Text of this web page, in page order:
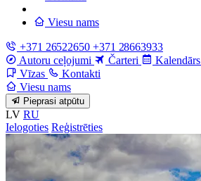
Viesu nams
+371 26522650 +371 28663933
Autoru ceļojumi
Čarteri Kalendārs
Vīzas
Kontakti
Viesu nams
Pieprasi atpūtu
LV RU
Ielogoties Reģistrēties